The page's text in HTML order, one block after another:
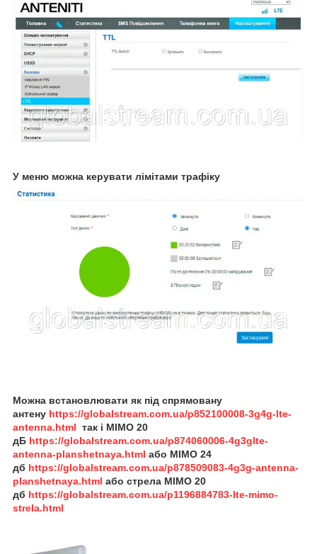
У меню можна керувати лімітами трафіку
Можна встановлювати як під спрямовану
антену https://globalstream.com.ua/p852100008-3g4g-lte-
antenna.html так і MIMO 20
дБ https://globalstream.com.ua/p874060006-4g3glte-
antenna-planshetnaya.html або MIMO 24
дб https://globalstream.com.ua/p878509083-4g3g-antenna-
planshetnaya.html або стрела MIMO 20
дб https://globalstream.com.ua/p1196884783-lte-mimo-
strela.html